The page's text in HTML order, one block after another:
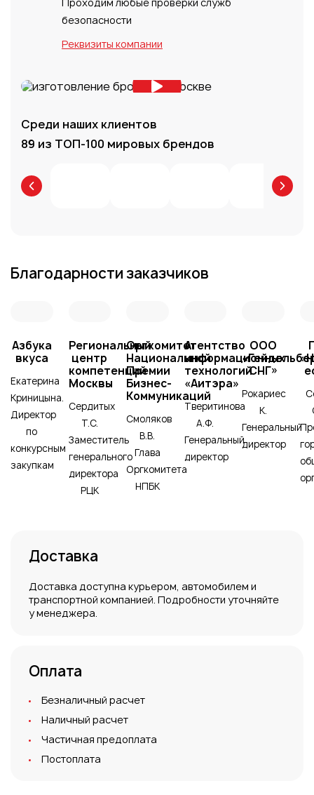
безопасности
Реквизиты компании
Среди наших клиентов
89 из ТОП-100 мировых брендов
Благодарности заказчиков
Азбука
вкуса
Екатерина
Криницына.
Директор
по
конкурсным
закупкам
Региональный
центр
компетенций
Москвы
Сердитых
Т.С.
Заместитель
генерального
директора
РЦК
Оргкомитет
Национальной
Премии
Бизнес-
Коммуникаций
Смоляков
В.В.
Глава
Оргкомитета
НПБК
Агентство
информационных
технологий
«Аитэра»
Тверитинова
А.Ф.
Генеральный
директор
ООО
СНГ»
Рокариес
К.
Генеральный
директор
Доставка
Доставка доступна курьером, автомобилем и
транспортной компанией. Подробности уточняйте
у менеджера.
Оплата
Безналичный расчет
Наличный расчет
Частичная предоплата
Постоплата